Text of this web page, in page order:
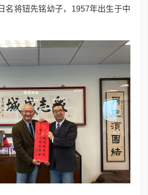
名将钮先铭幼子，1957年出生于中